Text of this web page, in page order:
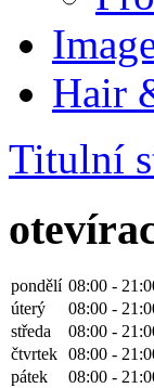
Hair
Titulní
pondělí 08:00 -
úterý
08:00 -
středa
08:00 -
čtvrtek 08:00 -
pátek
08:00 -